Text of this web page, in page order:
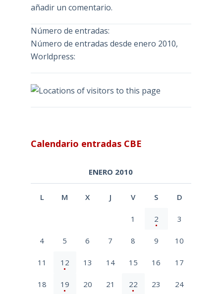
añadir un comentario.
Número de entradas:
Número de entradas desde enero 2010,
Worldpress:
Calendario entradas CBE
ENERO 2010
L M X J V S D
1 2 3
4 5 6 7 8 9 10
11 12 13 14 15 16 17
18 19 20 21 22 23 24